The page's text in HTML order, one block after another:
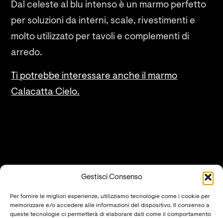
Gestisci Consenso
Per fornire le migliori esperienze, utilizziamo tecnologie come i cookie per
memorizzare e/o accedere alle informazioni del dispositivo. Il consenso a
queste tecnologie ci permetterà di elaborare dati come il comportamento
Dal celeste al blu intenso è un marmo perfetto
per soluzioni da interni, scale, rivestimenti e
molto utilizzato per tavoli e complementi di
arredo.
Ti potrebbe interessare anche il marmo
Calacatta Cielo.
REQUEST INFORMATIONS